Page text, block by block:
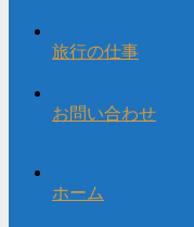
旅行の仕事
お問い合わせ
ホーム